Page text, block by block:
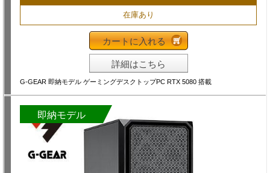
在庫あり
カートに入れる
詳細はこちら
G-GEAR 即納モデル ゲーミングデスクトップPC RTX 5080 搭載
即納モデル